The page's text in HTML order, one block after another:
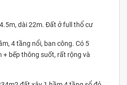
dài 22m. Đất ở full thổ cư
4 tầng nổi, ban công. Có 5
+ bếp thông suốt, rất rộng và